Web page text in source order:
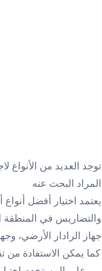
توجد العديد من الأنواع
المراد البحث عنه
يعتمد اختيار أفضل
والتضاريس في المنطقة
جهاز الرادار الأرضي،
كما يمكن الاستفادة من